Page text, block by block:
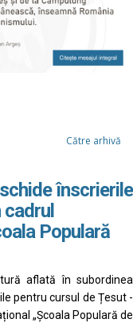
Către arhivă
înscrierile
Populară
aflată în subordinea
pentru cursul de Țesut -
„Școala Populară de